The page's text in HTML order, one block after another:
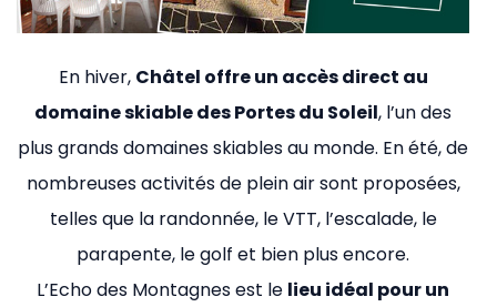
En hiver, Châtel offre un accès direct au
domaine skiable des Portes du Soleil, l’un des
plus grands domaines skiables au monde. En été, de
nombreuses activités de plein air sont proposées,
telles que la randonnée, le VTT, l’escalade, le
parapente, le golf et bien plus encore.
L’Echo des Montagnes est le lieu idéal pour un